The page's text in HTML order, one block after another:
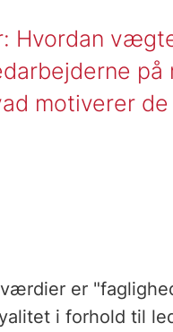
Hvordan
på
motiverer de
er
i forhold til